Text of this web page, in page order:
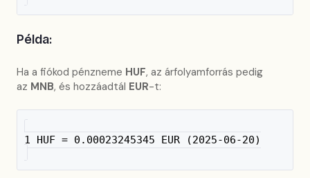
Példa:
Ha a fiókod pénzneme HUF, az árfolyamforrás pedig
az MNB, és hozzáadtál EUR-t:
1 HUF = 0.00023245345 EUR (2025-06-20)